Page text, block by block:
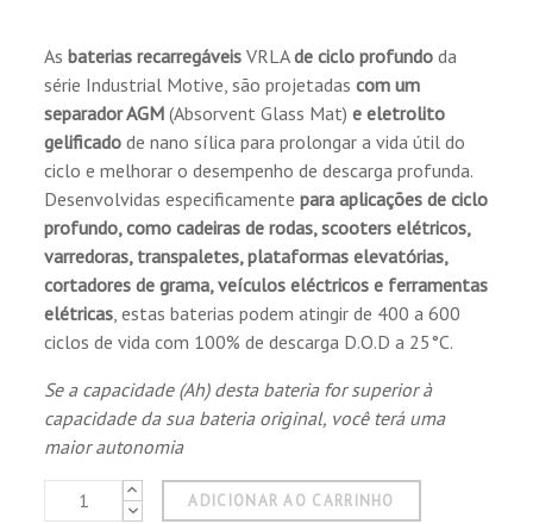
Asbaterias recarregáveis VRLAde ciclo profundo da
série Industrial Motive, são projetadascom um
separador AGM (Absorvent Glass Mat)e eletrolito
gelificado de nano sílica para prolongar a vida útil do
ciclo e melhorar o desempenho de descarga profunda.
Desenvolvidas especificamentepara aplicações de ciclo
profundo, como cadeiras de rodas, scooters elétricos,
varredoras, transpaletes, plataformas elevatórias,
cortadores de grama, veículos eléctricos e ferramentas
elétricas , estas baterias podem atingir de 400 a 600
ciclos de vida com 100% de descarga D.O.D a 25°C.
Se a capacidade (Ah) desta bateria for superior à
capacidade da sua bateria original, você terá uma
maior autonomia
ADICIONAR AO CARRINHO
em baixa temperatura.
Segurança e fiabilidade. Design independente
com válvula de segurança automática anti-
seca e removível para controle, bem como a
função de vedação para reduzir a perda de
água durante o processo de carga e descarga
e para melhorar a eficiência da vedação.
Construção:
Placa positiva - Grade de liga de terras raras
patenteada com pasta especial para retardar
durante a aplicação de ciclos de descarga
profunda.
Placa negativa - Grade de Pb-Ca equilibrada
para melhorar a eficiência de recombinação e
reduzir a perda de água.